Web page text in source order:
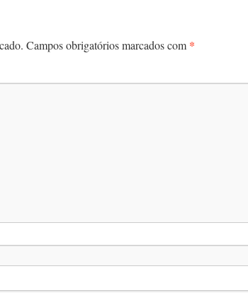
Campos obrigatórios marcados com *